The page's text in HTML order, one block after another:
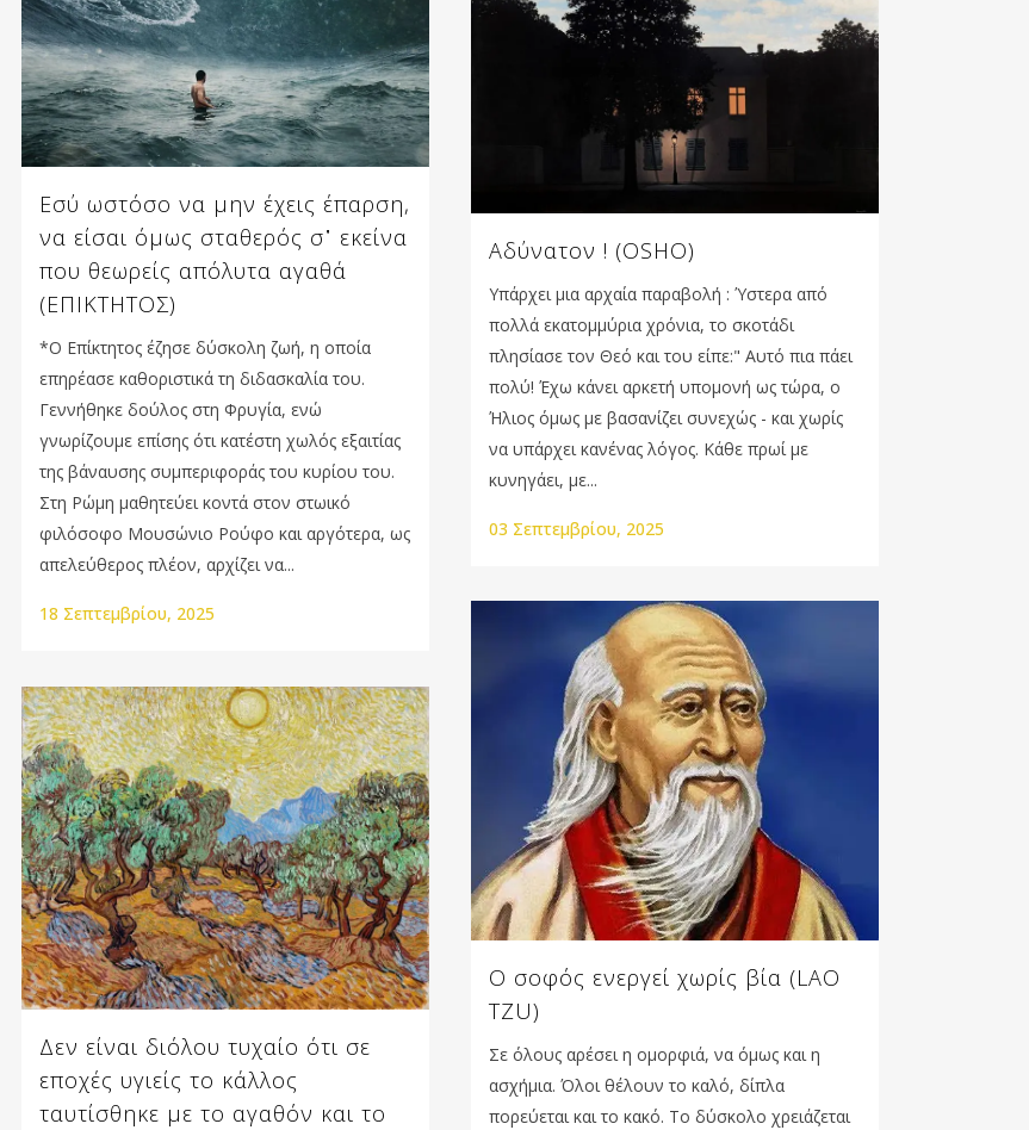
Εσύ ωστόσο να μην έχεις έπαρση,
να είσαι όμως σταθερός σ᾽ εκείνα
που θεωρείς απόλυτα αγαθά
(ΕΠΙΚΤΗΤΟΣ)
*Ο Επίκτητος έζησε δύσκολη ζωή, η οποία
επηρέασε καθοριστικά τη διδασκαλία του.
Γεννήθηκε δούλος στη Φρυγία, ενώ
γνωρίζουμε επίσης ότι κατέστη χωλός εξαιτίας
της βάναυσης συμπεριφοράς του κυρίου του.
Στη Ρώμη μαθητεύει κοντά στον στωικό
φιλόσοφο Μουσώνιο Ρούφο και αργότερα, ως
απελεύθερος πλέον, αρχίζει να...
18 Σεπτεμβρίου, 2025
Αδύνατον ! (OSHO)
Υπάρχει μια αρχαία παραβολή : Ύστερα από
πολλά εκατομμύρια χρόνια, το σκοτάδι
πλησίασε τον Θεό και του είπε:" Αυτό πια πάει
πολύ! Έχω κάνει αρκετή υπομονή ως τώρα, ο
Ήλιος όμως με βασανίζει συνεχώς - και χωρίς
να υπάρχει κανένας λόγος. Κάθε πρωί με
κυνηγάει, με...
03 Σεπτεμβρίου, 2025
Ο σοφός ενεργεί χωρίς βία (LAO
TZU)
Σε όλους αρέσει η οµορφιά, να όµως και η
ασχήµια. Όλοι θέλουν το καλό, δίπλα
πορεύεται και το κακό. Το δύσκολο χρειάζεται
Δεν είναι διόλου τυχαίο ότι σε
εποχές υγιείς το κάλλος
ταυτίσθηκε με το αγαθόν και το